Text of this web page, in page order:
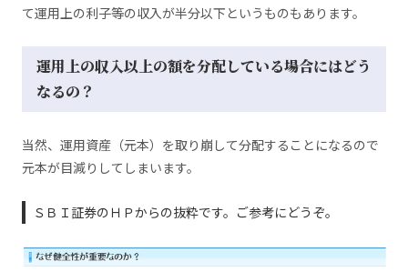
て運用上の利子等の収入が半分以下というものもあります。
運用上の収入以上の額を分配している場合にはどう
なるの？
当然、運用資産（元本）を取り崩して分配することになるので
元本が目減りしてしまいます。
ＳＢＩ証券のＨＰからの抜粋です。ご参考にどうぞ。